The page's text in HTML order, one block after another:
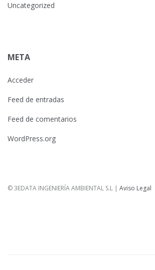
Uncategorized
META
Acceder
Feed de entradas
Feed de comentarios
WordPress.org
© 3EDATA INGENIERÍA AMBIENTAL S.L | Aviso Legal